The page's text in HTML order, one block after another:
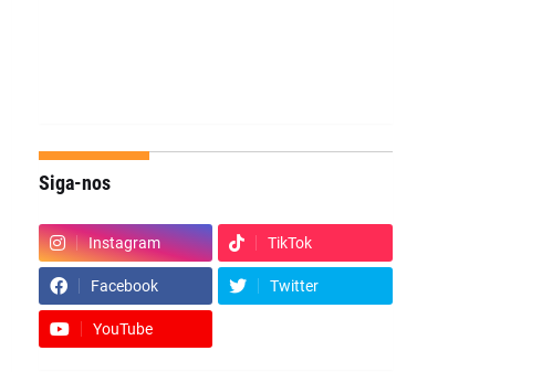
Siga-nos
Instagram TikTok
Facebook Twitter
YouTube